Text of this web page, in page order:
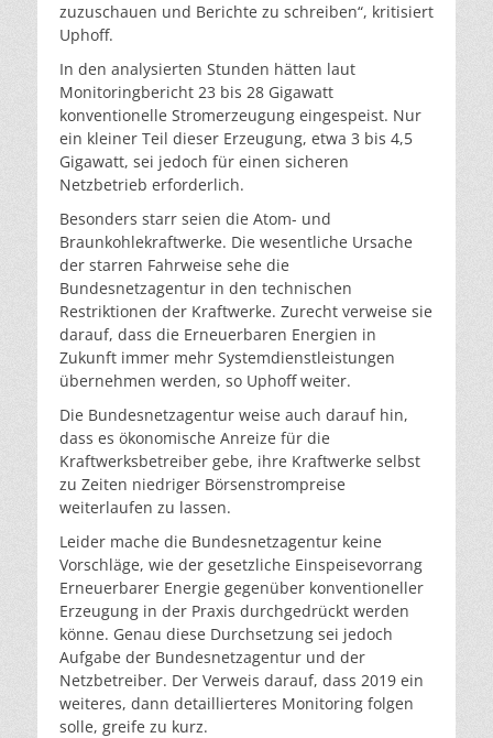
zuzuschauen und Berichte zu schreiben“, kritisiert
Uphoff.
In den analysierten Stunden hätten laut
Monitoringbericht 23 bis 28 Gigawatt
konventionelle Stromerzeugung eingespeist. Nur
ein kleiner Teil dieser Erzeugung, etwa 3 bis 4,5
Gigawatt, sei jedoch für einen sicheren
Netzbetrieb erforderlich.
Besonders starr seien die Atom- und
Braunkohlekraftwerke. Die wesentliche Ursache
der starren Fahrweise sehe die
Bundesnetzagentur in den technischen
Restriktionen der Kraftwerke. Zurecht verweise sie
darauf, dass die Erneuerbaren Energien in
Zukunft immer mehr Systemdienstleistungen
übernehmen werden, so Uphoff weiter.
Die Bundesnetzagentur weise auch darauf hin,
dass es ökonomische Anreize für die
Kraftwerksbetreiber gebe, ihre Kraftwerke selbst
zu Zeiten niedriger Börsenstrompreise
weiterlaufen zu lassen.
Leider mache die Bundesnetzagentur keine
Vorschläge, wie der gesetzliche Einspeisevorrang
Erneuerbarer Energie gegenüber konventioneller
Erzeugung in der Praxis durchgedrückt werden
könne. Genau diese Durchsetzung sei jedoch
Aufgabe der Bundesnetzagentur und der
Netzbetreiber. Der Verweis darauf, dass 2019 ein
weiteres, dann detaillierteres Monitoring folgen
solle, greife zu kurz.